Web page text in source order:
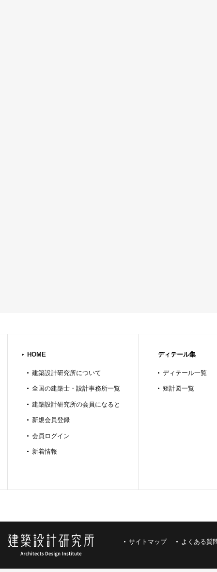
HOME
建築設計研究所について
全国の建築士・設計事務所一覧
建築設計研究所の会員になると
新規会員登録
会員ログイン
新着情報
ディテール集
ディテール一覧
矩計図一覧
サイトマップ よくある質